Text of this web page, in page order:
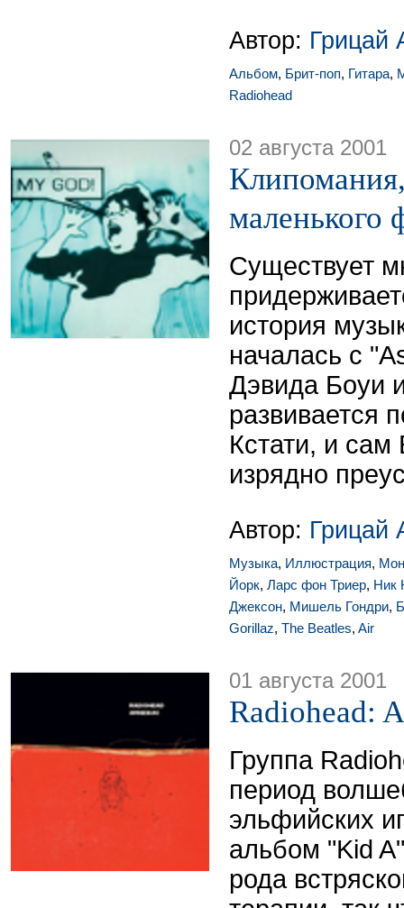
Автор: Грицай
Альбом, Брит-поп, Гитара,
Radiohead
02 августа 2001
маленького
Существует
история
началась с
Дэвида Боуи
развивается
Кстати, и
изрядно
Автор: Грицай
Музыка, Иллюстрация,
Йорк, Ларс фон Триер, Ник
Джексон, Мишель Гондри,
Gorillaz, The Beatles, Air
01 августа 2001
Radiohead:
Группа
период
эльфийских
альбом "Kid
рода